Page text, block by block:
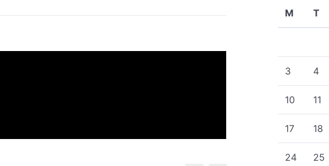
M T
3 4
10 11
17 18
24 25